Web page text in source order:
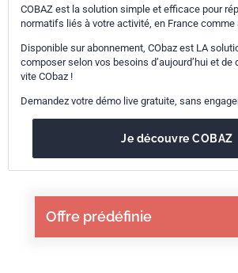
Offre prédéfinie
COBAZ est la solution simple et efficace pour
normatifs liés à votre activité, en France comme
Disponible sur abonnement, CObaz est LA
composer selon vos besoins d’aujourd’hui et de
vite CObaz !
Demandez votre démo live gratuite, sans
Je découvre COBAZ